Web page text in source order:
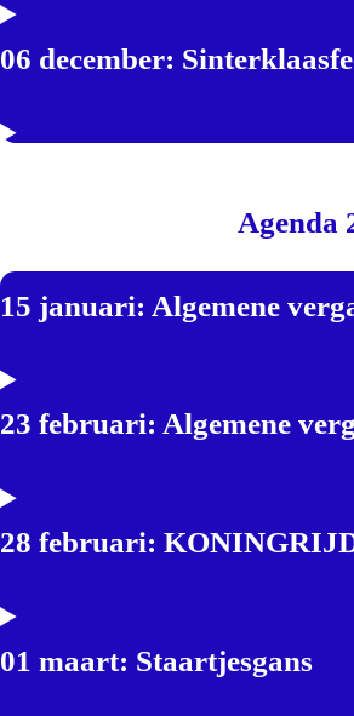
06 december:
Agenda
15 januari: Algemene
23 februari: Algemene
28 februari:
01 maart: Staartjesgans